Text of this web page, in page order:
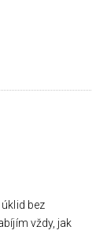
bez
vždy, jak